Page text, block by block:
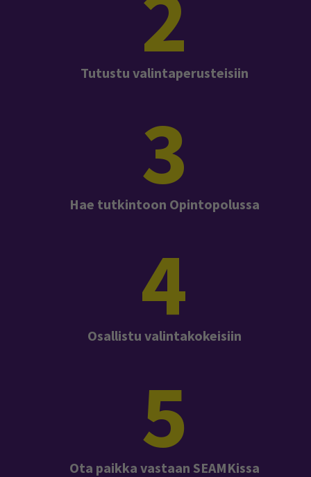
Tutustu valintaperusteisiin
3
Hae tutkintoon Opintopolussa
4
Osallistu valintakokeisiin
5
Ota paikka vastaan SEAMKissa